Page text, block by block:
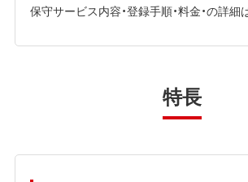
保守サービス内容・登録手順・料金・の詳細
特長